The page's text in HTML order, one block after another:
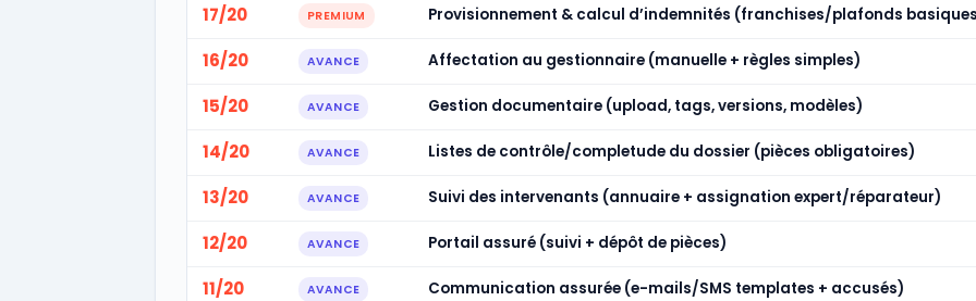
17/20 PREMIUM Provisionnement & calcul d’indemnités (franchises/plafonds
16/20 AVANCE Affectation au gestionnaire (manuelle + règles simples)
15/20 AVANCE Gestion documentaire (upload, tags, versions, modèles)
14/20 AVANCE Listes de contrôle/completude du dossier (pièces obligatoires)
13/20 AVANCE Suivi des intervenants (annuaire + assignation expert/réparateur)
12/20 AVANCE Portail assuré (suivi + dépôt de pièces)
11/20 AVANCE Communication assurée (e-mails/SMS templates + accusés)